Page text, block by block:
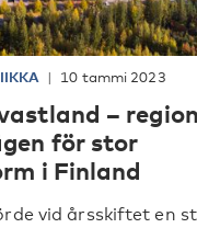
10 tammi 2023
–
för stor
i Finland
vid årsskiftet en